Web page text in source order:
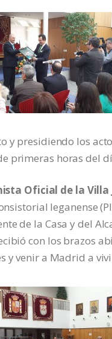
y presidiendo los
primeras horas del
Oficial de la
leganense
de la Casa y del
con los brazos
y venir a Madrid a